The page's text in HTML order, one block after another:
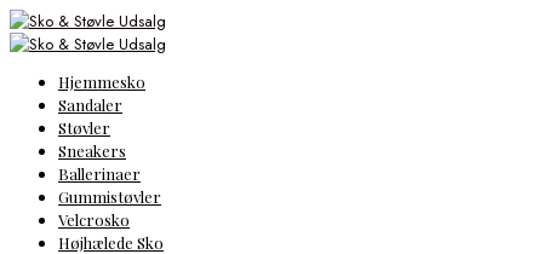
Hjemmesko
Sandaler
Støvler
Sneakers
Ballerinaer
Gummistøvler
Velcrosko
Højhælede Sko